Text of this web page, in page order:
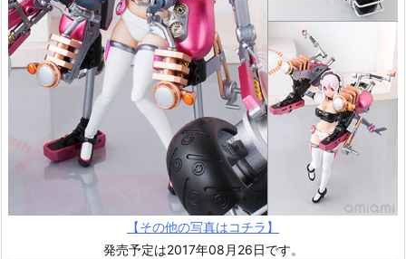
【その他の写真はコチラ】
発売予定は2017年08月26日です。